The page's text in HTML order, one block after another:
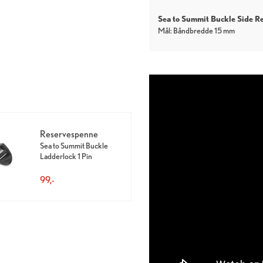
Sea to Summit Buckle Side
Mål: Båndbredde 15 mm
Reservespenne
Sea to Summit Buckle
Ladderlock 1 Pin
99,-